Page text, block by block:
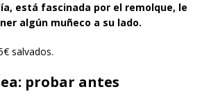
está fascinada por el remolque, le
algún muñeco a su lado.
salvados.
probar antes